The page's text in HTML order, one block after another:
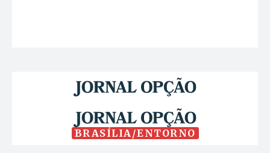
BRASÍLIA/ENTORNO